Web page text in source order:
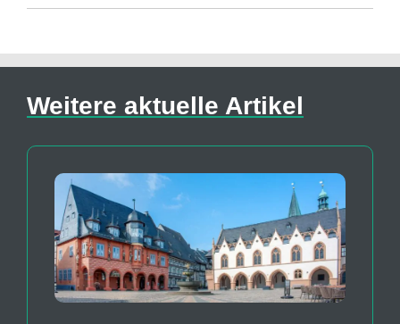
Weitere aktuelle Artikel